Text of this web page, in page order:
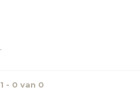
- 0 van 0